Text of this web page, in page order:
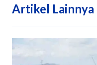
Artikel Lainnya